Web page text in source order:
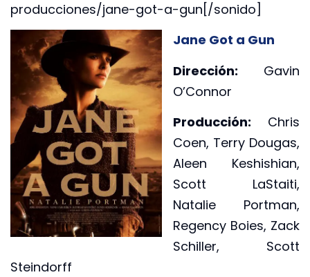
producciones/jane-got-a-gun[/sonido]
Jane Got a Gun
Dirección: Gavin
O’Connor
Producción: Chris
Coen, Terry Dougas,
Aleen Keshishian,
Scott LaStaiti,
Natalie Portman,
Regency Boies, Zack
Schiller, Scott
Steindorff